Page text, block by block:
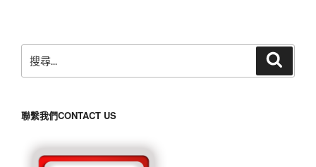
尋
字:
聯繫我們CONTACT US